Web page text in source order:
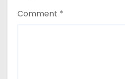
Comment *